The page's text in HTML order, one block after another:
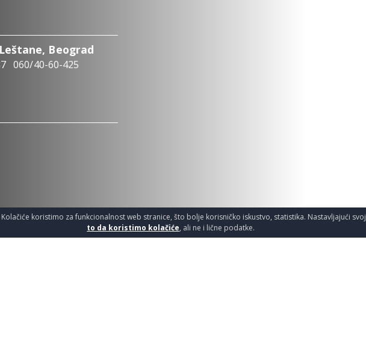
Beograd
060/40-60-425
koristimo za funkcionalnost web stranice, što bolje korisničko iskustvo, statistika. Nastavljajući
to da koristimo kolačiće, ali ne i lične podatke.